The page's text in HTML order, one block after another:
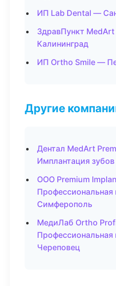
ИП Lab Dental —
ЗдравПункт
Калининград
ИП Ortho Smile —
Другие
Дентал MedArt
Имплантация
ООО Premium
Профессиональная
Симферополь
МедиЛаб Ortho
Профессиональная
Череповец